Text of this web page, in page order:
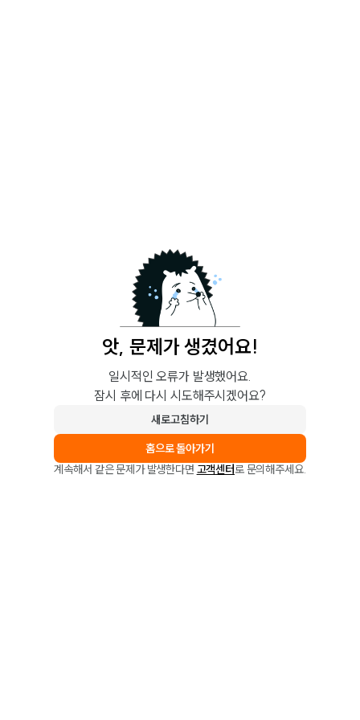
앗, 문제가 생겼어요!
일시적인 오류가 발생했어요.
잠시 후에 다시 시도해주시겠어요?
새로고침하기
홈으로 돌아가기
계속해서 같은 문제가 발생한다면 고객센터로 문의해주세요.